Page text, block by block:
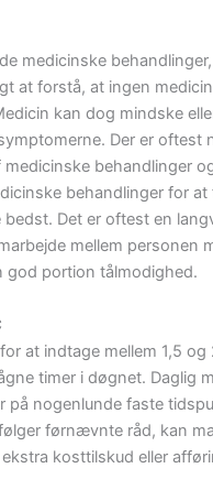
medicinske
at forstå, at ingen
kan dog mindske
Der er oftest
behandlinger
behandlinger for at
Det er oftest en
mellem personen
god portion tålmodighed.
at indtage mellem 1,5
timer i døgnet. Daglig
på nogenlunde faste
førnævnte råd, kan
kosttilskud eller